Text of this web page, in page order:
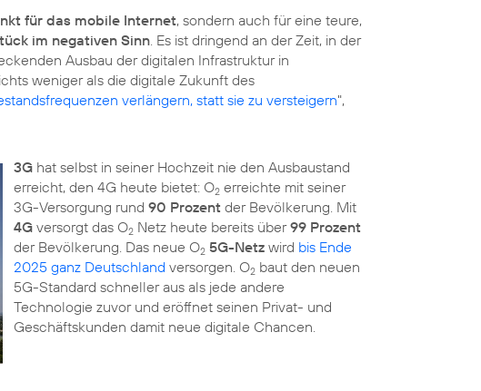
für das mobile Internet, sondern auch für eine teure,
im negativen Sinn . Es ist dringend an der Zeit, in der
Ausbau der digitalen Infrastruktur in
weniger als die digitale Zukunft des
verlängern, statt sie zu versteigern",
3Ghat selbst in seiner Hochzeit nie den Ausbaustand
erreicht, den 4G heute bietet: O2erreichte mit seiner
3G-Versorgung rund 90 Prozent der Bevölkerung. Mit
4Gversorgt das O2Netz heute bereits über99 Prozent
der Bevölkerung. Das neue O2 5G-Netzwird bis Ende
2025 ganz Deutschland versorgen. O2baut den neuen
5G-Standard schneller aus als jede andere
Technologie zuvor und eröffnet seinen Privat- und